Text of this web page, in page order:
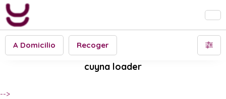
A Domicilio Recoger
cuyna loader
-->